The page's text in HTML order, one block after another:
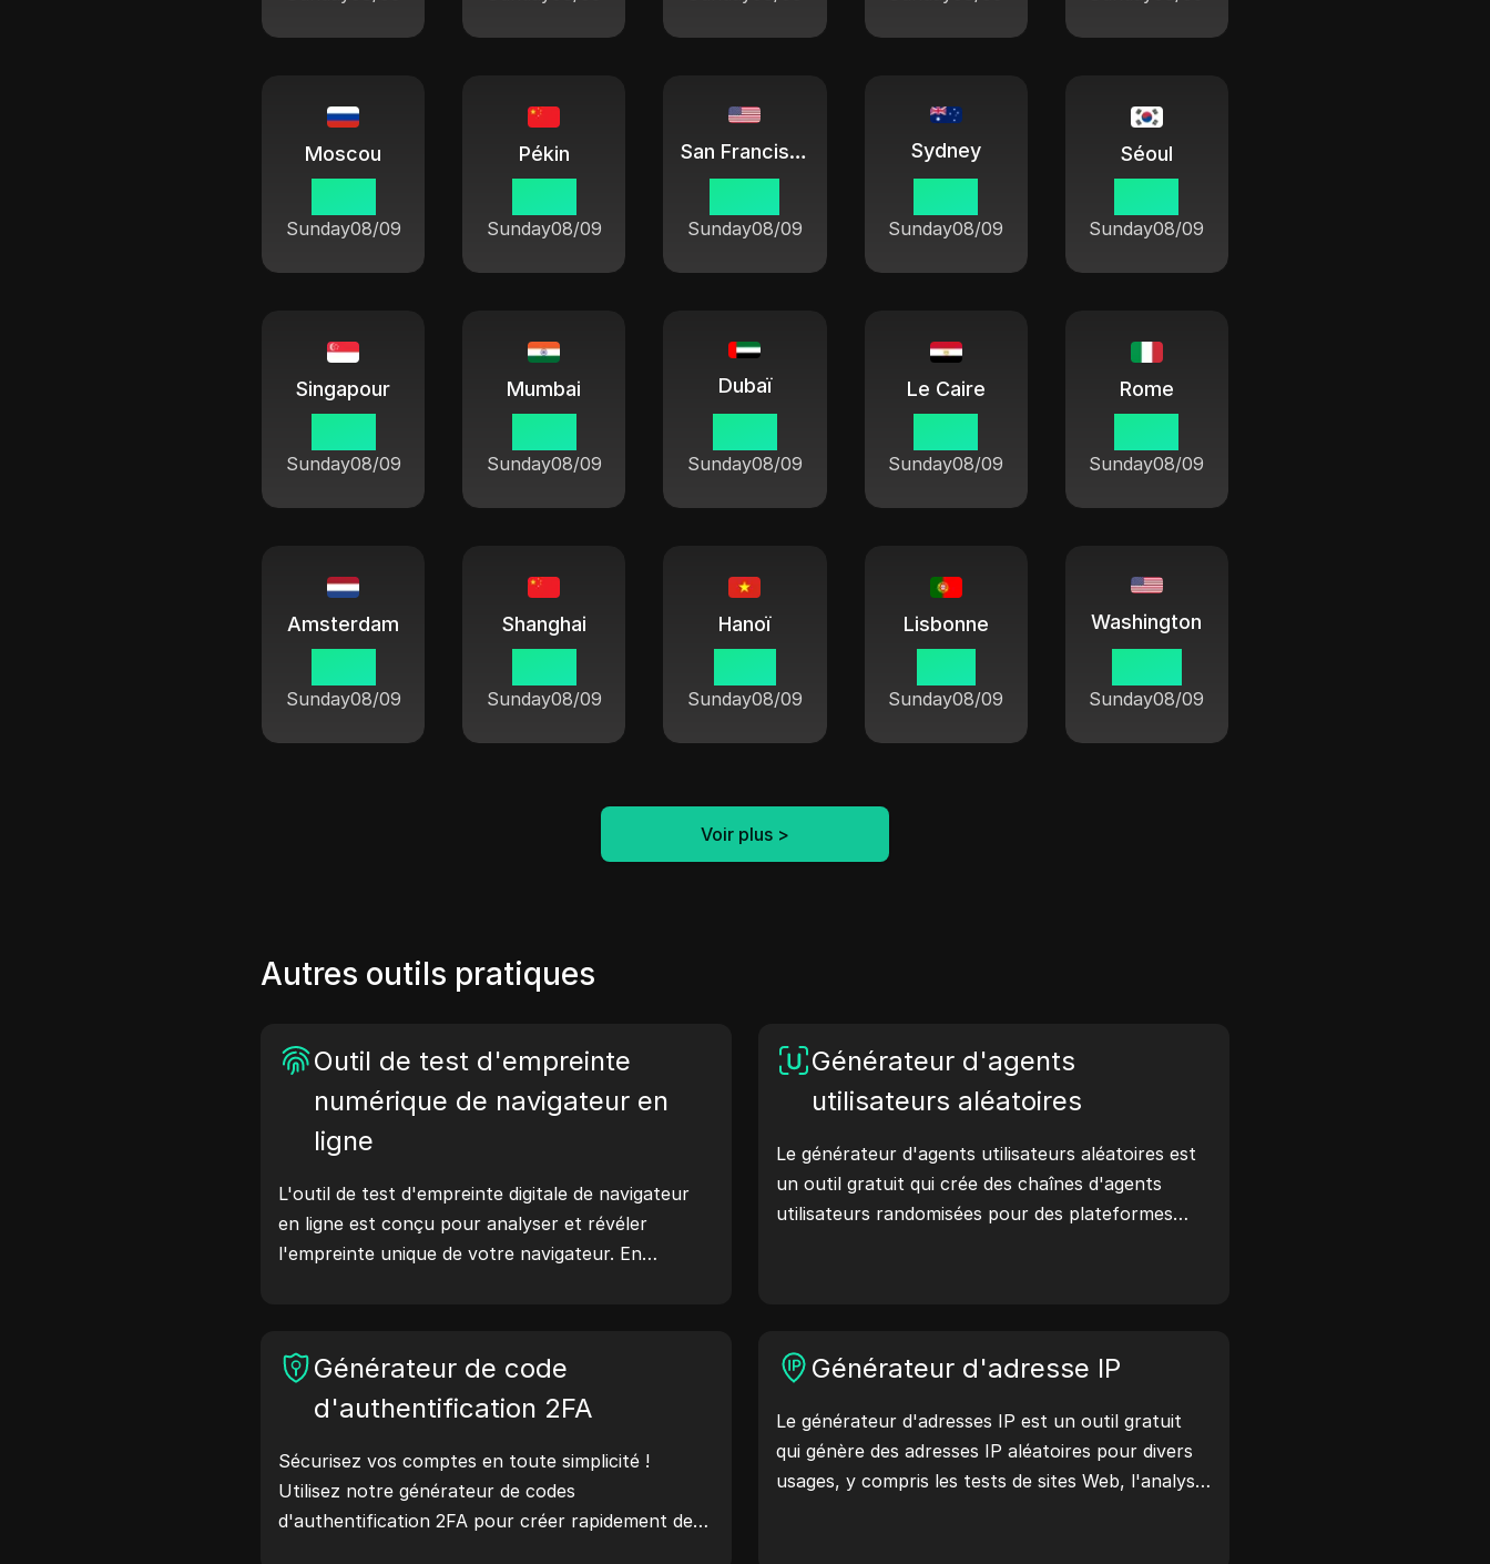
Moscou
Sunday08/09
Pékin
Sunday08/09
San Francisco
Sunday08/09
Sydney
Sunday08/09
Séoul
Sunday08/09
Singapour
Sunday08/09
Mumbai
Sunday08/09
Dubaï
Sunday08/09
Le Caire
Sunday08/09
Rome
Sunday08/09
Amsterdam
Sunday08/09
Shanghai
Sunday08/09
Hanoï
Sunday08/09
Lisbonne
Sunday08/09
Washington
Sunday08/09
Voir plus >
Autres outils pratiques
Outil de test d'empreinte
numérique de navigateur en
ligne
L'outil de test d'empreinte digitale de navigateur
en ligne est conçu pour analyser et révéler
l'empreinte unique de votre navigateur. En
améliorer votre vie privée et votre sécurité en
ligne.
Générateur d'agents
utilisateurs aléatoires
Le générateur d'agents utilisateurs aléatoires est
un outil gratuit qui crée des chaînes d'agents
utilisateurs randomisées pour des plateformes
aux vérifications de compatibilité et à
flux de travail : générez des agents utilisateurs dès
aujourd'hui !
Générateur de code
d'authentification 2FA
Sécurisez vos comptes en toute simplicité !
Utilisez notre générateur de codes
d'authentification 2FA pour créer rapidement des
Générateur d'adresse IP
Le générateur d'adresses IP est un outil gratuit
qui génère des adresses IP aléatoires pour divers
usages, y compris les tests de sites Web, l'analyse